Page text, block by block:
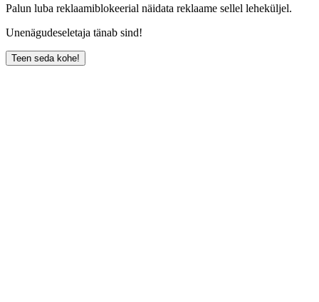
Palun luba reklaamiblokeerial näidata reklaame sellel leheküljel.
Unenägudeseletaja tänab sind!
Teen seda kohe!